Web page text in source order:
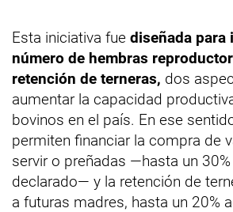
Esta iniciativa fue diseñada para
número de hembras
retención de terneras, dos
aumentar la capacidad
bovinos en el país. En ese
permiten financiar la compra de
servir o preñadas —hasta un
declarado— y la retención de
a futuras madres, hasta un 20%